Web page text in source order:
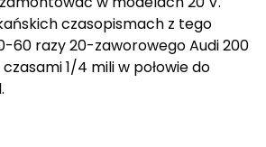
czasopismach z tego
60 razy 20-zaworowego Audi 200
1/4 mili w połowie do